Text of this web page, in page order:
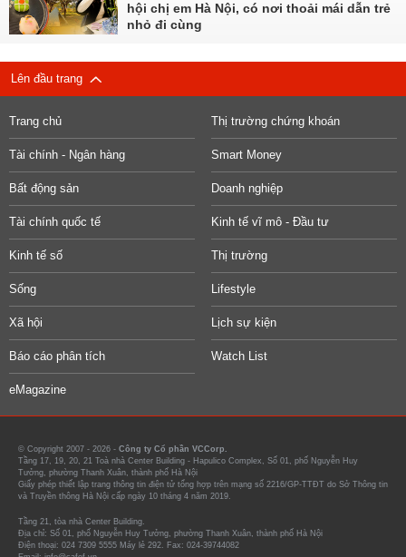
hội chị em Hà Nội, có nơi thoải mái dẫn trẻ
nhỏ đi cùng
Lên đầu trang
Trang chủ Thị trường chứng khoán
Tài chính - Ngân hàng Smart Money
Bất động sản Doanh nghiệp
Tài chính quốc tế Kinh tế vĩ mô - Đầu tư
Kinh tế số Thị trường
Sống Lifestyle
Xã hội Lịch sự kiện
Báo cáo phân tích Watch List
eMagazine
© Copyright 2007 - 2026 - Công ty Cổ phần VCCorp.
Tầng 17, 19, 20, 21 Toà nhà Center Building - Hapulico Complex, Số 01, phố Nguyễn Huy
Tưởng, phường Thanh Xuân, thành phố Hà Nội
Giấy phép thiết lập trang thông tin điện tử tổng hợp trên mạng số 2216/GP-TTĐT do Sở Thông tin
và Truyền thông Hà Nội cấp ngày 10 tháng 4 năm 2019.
Tầng 21, tòa nhà Center Building.
Địa chỉ: Số 01, phố Nguyễn Huy Tưởng, phường Thanh Xuân, thành phố Hà Nội
Điện thoại: 024 7309 5555 Máy lẻ 292. Fax: 024-39744082